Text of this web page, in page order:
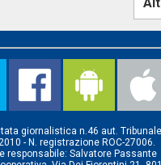
giornalistica n.46 aut. Tribunale
- N. registrazione ROC-27006.
responsabile: Salvatore Passante